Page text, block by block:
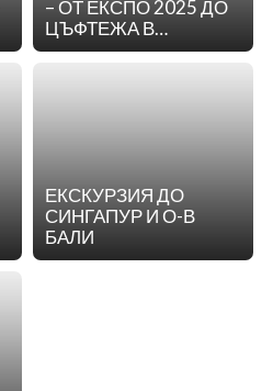
– ОТ ЕКСПО 2025 ДО
ЦЪФТЕЖА В
ХИРОСАКИ - 21.04
ЕКСКУРЗИЯ ДО
СИНГАПУР И О-В
БАЛИ